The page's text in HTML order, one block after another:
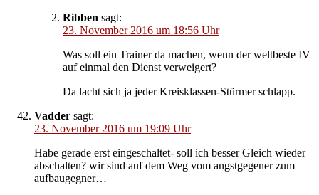
Ribben sagt:
23. November 2016 um 18:56 Uhr
Was soll ein Trainer da machen, wenn der weltbeste IV
auf einmal den Dienst verweigert?
Da lacht sich ja jeder Kreisklassen-Stürmer schlapp.
Vadder sagt:
23. November 2016 um 19:09 Uhr
Habe gerade erst eingeschaltet- soll ich besser Gleich wieder
abschalten? wir sind auf dem Weg vom angstgegener zum
aufbaugegner…